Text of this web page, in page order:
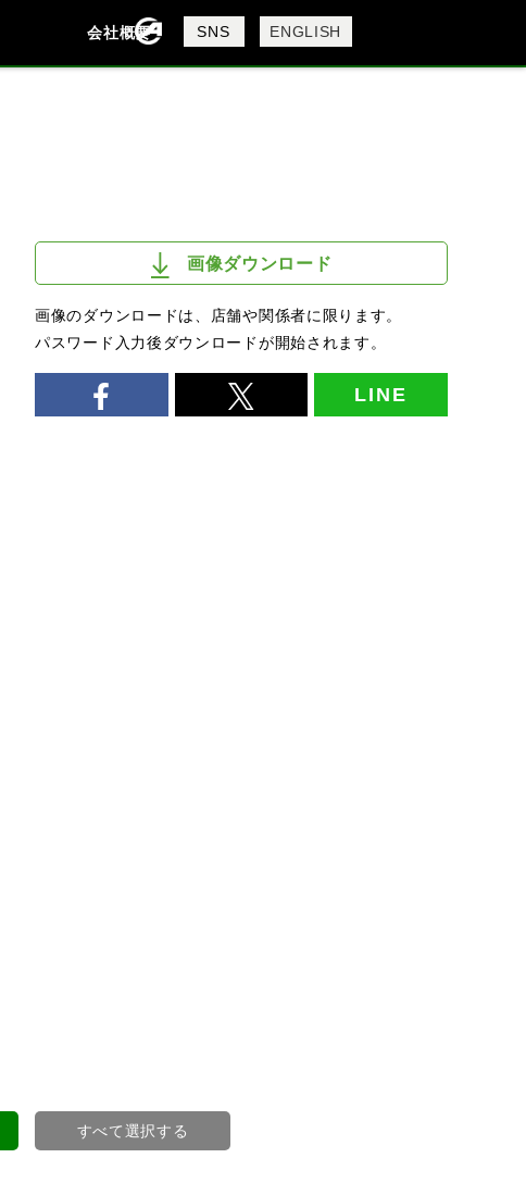
会社概要
会社概要
採用情報
SNS ENGLISH
画像ダウンロード
画像のダウンロードは、店舗や関係者に限ります。
パスワード入力後ダウンロードが開始されます。
LINE
すべて選択する